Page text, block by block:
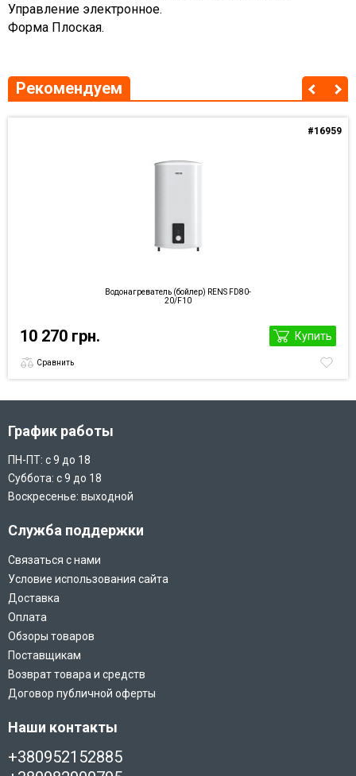
Управление электронное.
Форма Плоская.
Рекомендуем
#16959
Водонагреватель (бойлер) RENS FD80-
20/F10
10 270 грн. Купить
Сравнить
График работы
ПН-ПТ: с 9 до 18
Суббота: с 9 до 18
Воскресенье: выходной
Служба поддержки
Связаться с нами
Условие использования сайта
Доставка
Оплата
Обзоры товаров
Поставщикам
Возврат товара и средств
Договор публичной оферты
Наши контакты
+380952152885